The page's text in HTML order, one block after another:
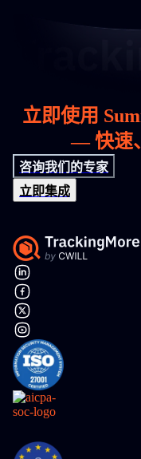
立即使用
— 快速
咨询我们的专家
立即集成